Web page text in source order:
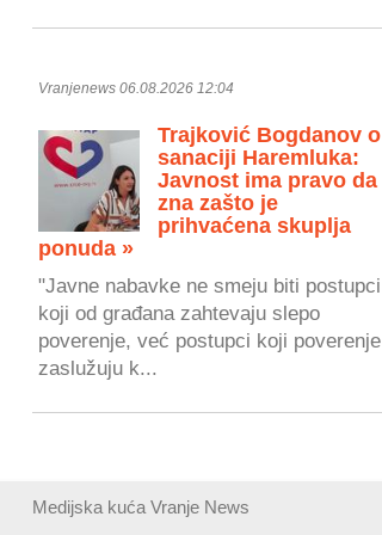
Vranjenews 06.08.2026 12:04
Trajković Bogdanov o
sanaciji Haremluka:
Javnost ima pravo da
zna zašto je
prihvaćena skuplja
ponuda »
"Javne nabavke ne smeju biti postupci
koji od građana zahtevaju slepo
poverenje, već postupci koji poverenje
zaslužuju k...
Medijska kuća Vranje News